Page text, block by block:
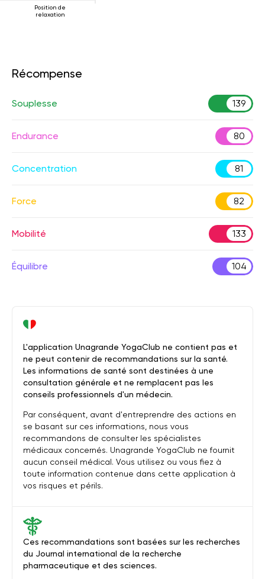
Position de
relaxation
Récompense
Souplesse 139
Endurance 80
Concentration 81
Force 82
Mobilité 133
Équilibre 104
Ces recommandations sont basées sur les recherches
du Journal international de la recherche
pharmaceutique et des sciences.
L'application Unagrande YogaClub ne contient pas et
ne peut contenir de recommandations sur la santé.
Les informations de santé sont destinées à une
consultation générale et ne remplacent pas les
conseils professionnels d'un médecin.
Par conséquent, avant d'entreprendre des actions en
se basant sur ces informations, nous vous
recommandons de consulter les spécialistes
médicaux concernés. Unagrande YogaClub ne fournit
aucun conseil médical. Vous utilisez ou vous fiez à
toute information contenue dans cette application à
vos risques et périls.